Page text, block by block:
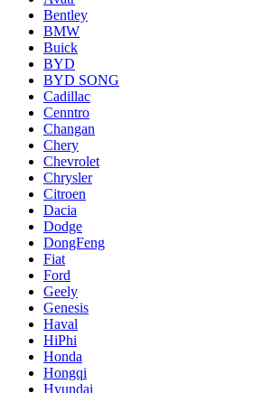
Bentley
BMW
Buick
BYD
BYD SONG
Cadillac
Cenntro
Changan
Chery
Chevrolet
Chrysler
Citroen
Dacia
Dodge
DongFeng
Fiat
Ford
Geely
Genesis
Haval
HiPhi
Honda
Hongqi
Hyundai